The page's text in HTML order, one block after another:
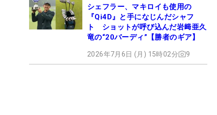
シェフラー、マキロイも使用の
『Qi4D』と手になじんだシャフ
ト ショットが呼び込んだ岩﨑亜久
竜の“20バーディ”【勝者のギア】
2026年7月6日 (月) 15時02分 9